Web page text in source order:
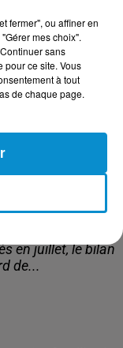
% en Tunisie !
décroche, le
en juillet, le bilan
de...
fermer", ou affiner en
mes choix".
sans
pour ce site. Vous
à tout
de chaque page.